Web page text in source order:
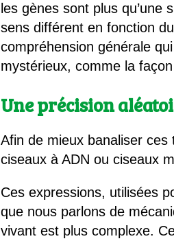
les gènes sont plus
sens différent en fonction
compréhension générale
mystérieux, comme la
Une précision
Afin de mieux banaliser
ciseaux à ADN ou ciseaux
Ces expressions, utilisées
que nous parlons de
vivant est plus complexe.